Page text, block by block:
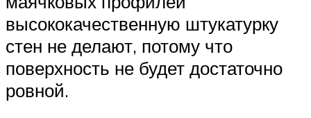
высококачественную штукатурку
стен не делают, потому что
поверхность не будет достаточно
ровной.